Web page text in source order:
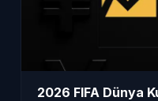
2026 FIFA Dünya